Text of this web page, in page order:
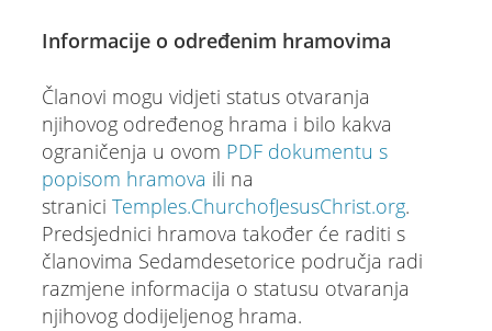
Informacije o određenim hramovima
Članovi mogu vidjeti status otvaranja
njihovog određenog hrama i bilo kakva
ograničenja u ovom PDF dokumentu s
popisom hramova ili na
stranici Temples.ChurchofJesusChrist.org.
Predsjednici hramova također će raditi s
članovima Sedamdesetorice područja radi
razmjene informacija o statusu otvaranja
njihovog dodijeljenog hrama.